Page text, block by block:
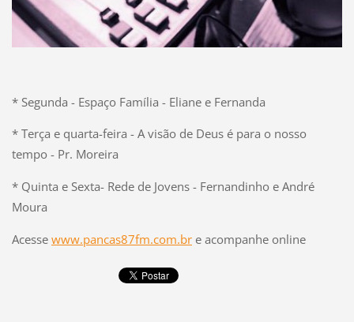
* Segunda - Espaço Família - Eliane e Fernanda
* Terça e quarta-feira - A visão de Deus é para o nosso
tempo - Pr. Moreira
* Quinta e Sexta- Rede de Jovens - Fernandinho e André
Moura
Acesse www.pancas87fm.com.bre acompanhe online